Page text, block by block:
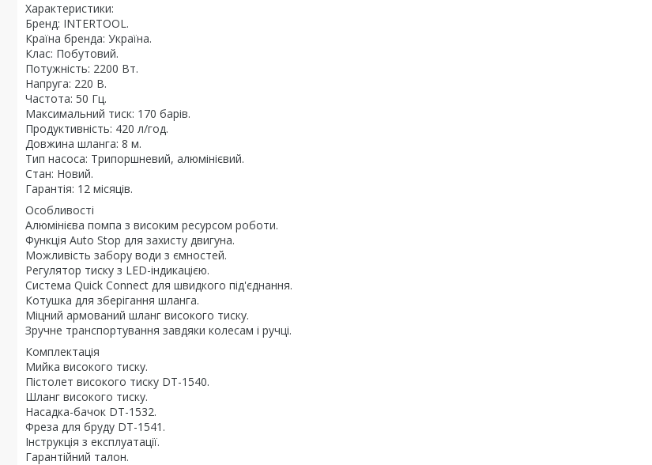
Характеристики:
Бренд: INTERTOOL.
Країна бренда: Україна.
Клас: Побутовий.
Потужність: 2200 Вт.
Напруга: 220 В.
Частота: 50 Гц.
Максимальний тиск: 170 барів.
Продуктивність: 420 л/год.
Довжина шланга: 8 м.
Тип насоса: Трипоршневий, алюмінієвий.
Стан: Новий.
Гарантія: 12 місяців.
Особливості
Алюмінієва помпа з високим ресурсом роботи.
Функція Auto Stop для захисту двигуна.
Можливість забору води з ємностей.
Регулятор тиску з LED-індикацією.
Система Quick Connect для швидкого під'єднання.
Котушка для зберігання шланга.
Міцний армований шланг високого тиску.
Зручне транспортування завдяки колесам і ручці.
Комплектація
Мийка високого тиску.
Пістолет високого тиску DT-1540.
Шланг високого тиску.
Насадка-бачок DT-1532.
Фреза для бруду DT-1541.
Інструкція з експлуатації.
Гарантійний талон.